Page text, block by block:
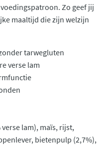
Zo geef jij
maaltijd die zijn welzijn
tarwegluten
verse lam
lam), maïs, rijst,
bietenpulp (2,7%),